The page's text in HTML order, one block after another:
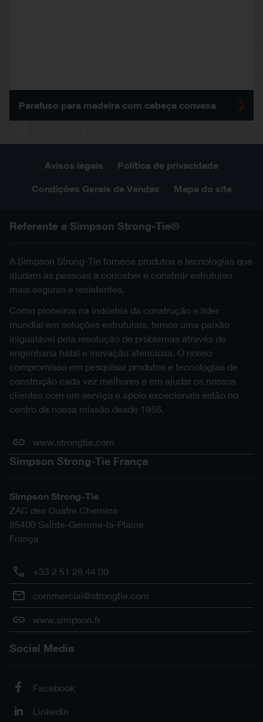
Parafuso para madeira com cabeça convexa
Avisos legais Política de privacidade
Condições Gerais de Vendas Mapa do site
Referente a Simpson Strong-Tie®
A Simpson Strong-Tie fornece produtos e tecnologias que
ajudam as pessoas a conceber e construir estruturas
mais seguras e resistentes.
Como pioneiros na indústria da construção e líder
mundial em soluções estruturais, temos uma paixão
inigualável pela resolução de problemas através de
engenharia hábil e inovação atenciosa. O nosso
compromisso em pesquisar produtos e tecnologias de
construção cada vez melhores e em ajudar os nossos
clientes com um serviço e apoio excecionais estão no
centro da nossa missão desde 1956.
www.strongtie.com
Simpson Strong-Tie França
Simpson Strong-Tie
ZAC des Quatre Chemins
85400 Sainte-Gemme-la-Plaine
França
+33 2 51 28 44 00
commercial@strongtie.com
www.simpson.fr
Social Media
Facebook
Linkedin